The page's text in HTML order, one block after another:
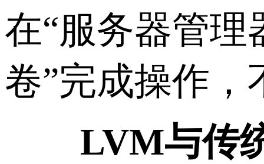
在“服务器管理
卷”完成操作
LVM与传统